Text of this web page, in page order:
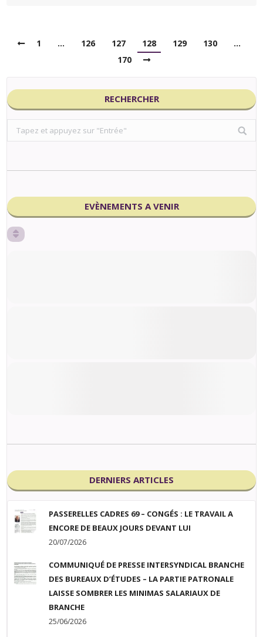
1 … 126 127 128 129 130
…
170
RECHERCHER
Search:
EVÈNEMENTS A VENIR
DERNIERS ARTICLES
PASSERELLES CADRES 69 – CONGÉS : LE TRAVAIL A
ENCORE DE BEAUX JOURS DEVANT LUI
20/07/2026
COMMUNIQUÉ DE PRESSE INTERSYNDICAL BRANCHE
DES BUREAUX D’ÉTUDES – LA PARTIE PATRONALE
LAISSE SOMBRER LES MINIMAS SALARIAUX DE
BRANCHE
25/06/2026